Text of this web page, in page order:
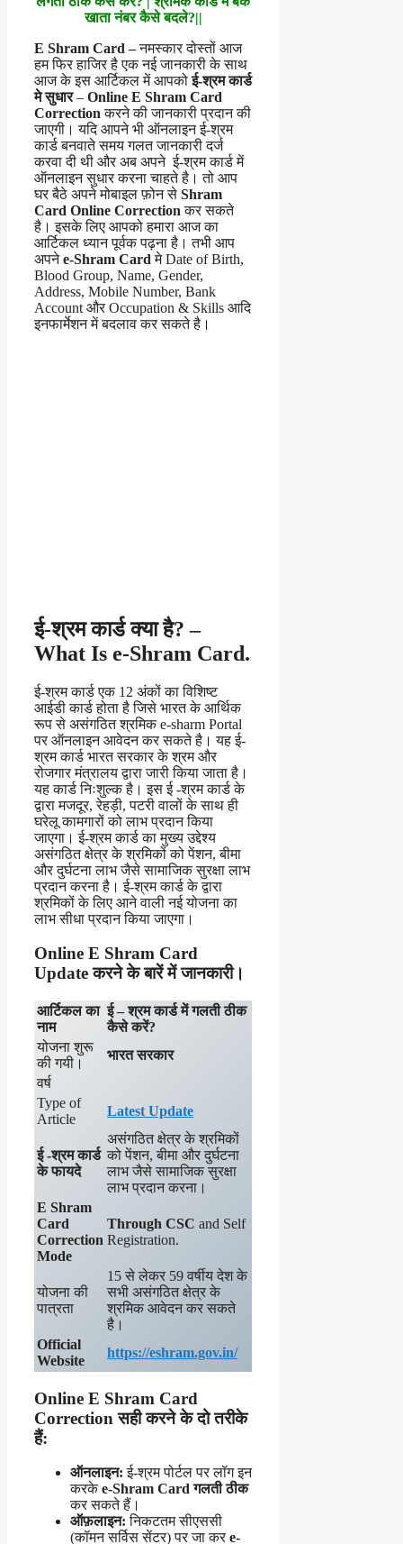
खाता नंबर कैसे बदले?||
E Shram Card –नमस्कार दोस्तों आज
हम फिर हाजिर है एक नई जानकारी के साथ
आज के इस आर्टिकल में आपकोई-श्रम कार्ड
मे सुधार– Online E Shram Card
Correctionकरने की जानकारी प्रदान की
जाएगी। यदि आपने भी ऑनलाइन ई-श्रम
कार्ड बनवाते समय गलत जानकारी दर्ज
करवा दी थी और अब अपने ई-श्रम कार्ड में
ऑनलाइन सुधार करना चाहते है। तो आप
घर बैठे अपने मोबाइल फ़ोन से Shram
Card Online Correction कर सकते
है। इसके लिए आपको हमारा आज का
आर्टिकल ध्यान पूर्वक पढ़ना है। तभी आप
अपनेe-Shram Card मे Date of Birth,
Blood Group, Name, Gender,
Address, Mobile Number, Bank
Account और Occupation & Skills आदि
इनफार्मेशन में बदलाव कर सकते है।
ई-श्रम कार्ड क्या है? –
What Is e-Shram Card.
ई-श्रम कार्ड एक 12 अंकों का विशिष्ट
आईडी कार्ड होता है जिसे भारत के आर्थिक
रूप से असंगठित श्रमिक e-sharm Portal
पर ऑनलाइन आवेदन कर सकते है। यह ई-
श्रम कार्ड भारत सरकार के श्रम और
रोजगार मंत्रालय द्वारा जारी किया जाता है।
यह कार्ड निःशुल्क है। इस ई -श्रम कार्ड के
द्वारा मजदूर, रेहड़ी, पटरी वालों के साथ ही
घरेलू कामगारों को लाभ प्रदान किया
जाएगा। ई-श्रम कार्ड का मुख्य उद्देश्य
असंगठित क्षेत्र के श्रमिकों को पेंशन, बीमा
और दुर्घटना लाभ जैसे सामाजिक सुरक्षा लाभ
प्रदान करना है। ई-श्रम कार्ड के द्वारा
श्रमिकों के लिए आने वाली नई योजना का
लाभ सीधा प्रदान किया जाएगा।
Online E Shram Card
Update करने के बारें में जानकारी।
आर्टिकल का
नाम
ई – श्रम कार्ड में गलती ठीक
कैसे करें?
योजना शुरू
की गयी।
भारत सरकार
वर्ष
Type of
Article
Latest Update
ई -श्रम कार्ड
के फायदे
असंगठित क्षेत्र के श्रमिकों
को पेंशन, बीमा और दुर्घटना
लाभ जैसे सामाजिक सुरक्षा
लाभ प्रदान करना।
E Shram
Card
Correction
Mode
Through CSC and Self
Registration.
योजना की
पात्रता
15 से लेकर 59 वर्षीय देश के
सभी असंगठित क्षेत्र के
श्रमिक आवेदन कर सकते
है।
Official
Website
https://eshram.gov.in/
Online E Shram Card
Correction सही करने के दो तरीके
हैं:
ऑनलाइन: ई-श्रम पोर्टल पर लॉग इन
करकेe-Shram Card गलती ठीक
कर सकते हैं।
ऑफ़लाइन: निकटतम सीएससी
(कॉमन सर्विस सेंटर) पर जा कर e-